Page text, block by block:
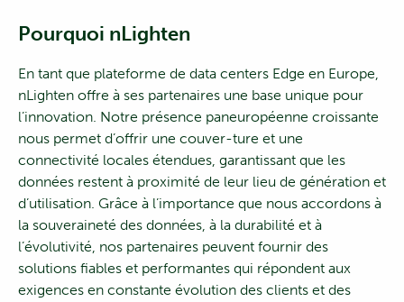
Pourquoi nLighten
En tant que plateforme de data centers Edge en Europe,
nLighten offre à ses partenaires une base unique pour
l’innovation. Notre présence paneuropéenne croissante
nous permet d’offrir une couver-ture et une
connectivité locales étendues, garantissant que les
données restent à proximité de leur lieu de génération et
d’utilisation. Grâce à l’importance que nous accordons à
la souveraineté des données, à la durabilité et à
l’évolutivité, nos partenaires peuvent fournir des
solutions fiables et performantes qui répondent aux
exigences en constante évolution des clients et des